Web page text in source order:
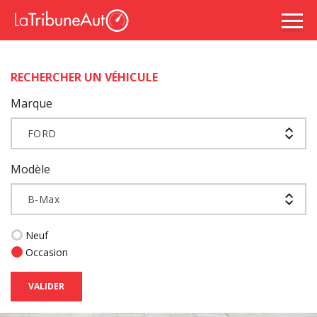
RECHERCHER UN VÉHICULE
Marque
FORD
Modèle
B-Max
Neuf
Occasion
VALIDER